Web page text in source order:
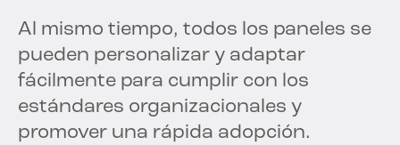
Al mismo tiempo, todos los paneles se
pueden personalizar y adaptar
fácilmente para cumplir con los
estándares organizacionales y
promover una rápida adopción.